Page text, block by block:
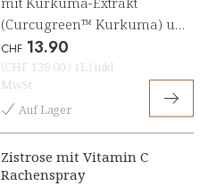
(Curcugreen™ Kurkuma) und
Vitamin C [1, 3]
CHF 13.90
(CHF 139.00 / 1L) inkl.
MwSt
Auf Lager
Zistrose mit Vitamin C
Rachenspray